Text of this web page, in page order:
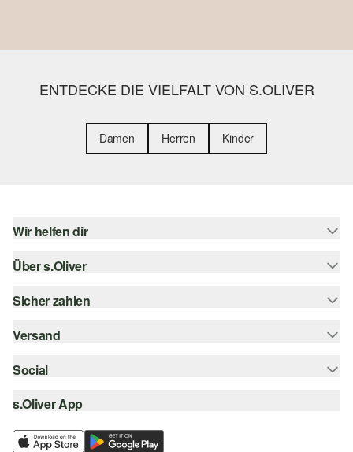
ENTDECKE DIE VIELFALT VON S.OLIVER
Damen Herren Kinder
Wir helfen dir
Hilfe & FAQ
Größenberatung
Über s.Oliver
Newsletter
s.Oliver Card
Wunschliste
Nachhaltigkeit
Sicher zahlen
Rechnung
Kreditkarte
Klarna
Versand
Sendungsverfolgung
SwissPost
Social
instagram
facebook
s.Oliver App